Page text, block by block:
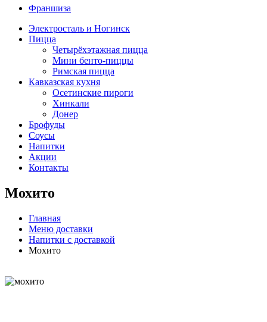
Франшиза
Электросталь и Ногинск
Пицца
Четырёхэтажная пицца
Мини бенто-пиццы
Римская пицца
Кавказская кухня
Осетинские пироги
Хинкали
Донер
Брофуды
Соусы
Напитки
Акции
Контакты
Мохито
Главная
Меню доставки
Напитки с доставкой
Мохито